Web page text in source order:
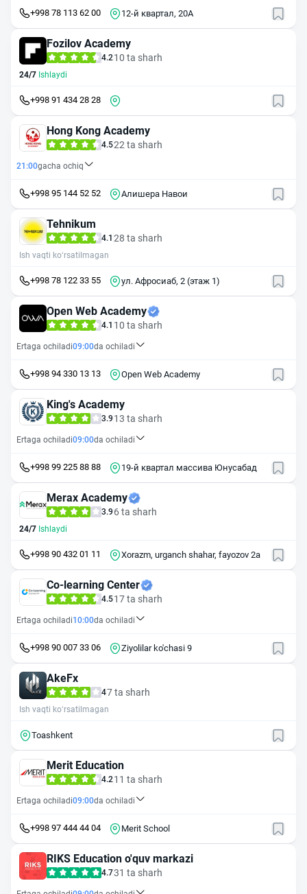
+998 78 113 62 00 12-й квартал, 20A
Fozilov Academy
4.2 10 ta sharh
24/7 Ishlaydi
+998 91 434 28 28
Hong Kong Academy
4.522 ta sharh
21:00gacha ochiq
+998 95 144 52 52 Алишера Навои
Tehnikum
4.1 28 ta sharh
Ish vaqti ko‘rsatilmagan
+998 78 122 33 55 ул. Афросиаб, 2 (этаж 1)
Open Web Academy
4.1 10 ta sharh
Ertaga ochiladi09:00da ochiladi
+998 94 330 13 13 Open Web Academy
King's Academy
3.9 13 ta sharh
Ertaga ochiladi09:00da ochiladi
+998 99 225 88 88 19-й квартал массива Юнусабад
Merax Academy
3.9 6 ta sharh
24/7 Ishlaydi
+998 90 432 01 11 Xorazm, urganch shahar, fayozov 2a
Co-learning Center
4.517 ta sharh
Ertaga ochiladi10:00da ochiladi
+998 90 007 33 06 Ziyolilar ko'chasi 9
AkeFx
47 ta sharh
Ish vaqti ko‘rsatilmagan
Toashkent
Merit Education
4.2 11 ta sharh
Ertaga ochiladi09:00da ochiladi
+998 97 444 44 04 Merit School
RIKS Education o'quv markazi
4.731 ta sharh